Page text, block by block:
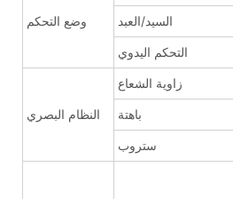
وضع التحكم السيد/العبد
التحكم اليدوي
النظام البصري
زاوية الشعاع
باهتة
ستروب